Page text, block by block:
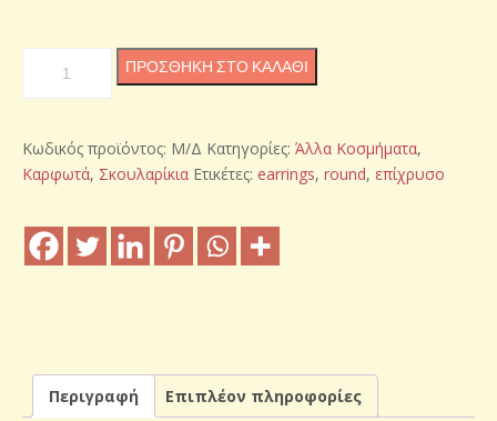
σκουλαρίκια
ΠΡΟΣΘΉΚΗ ΣΤΟ ΚΑΛΆΘΙ
Κωδικός προϊόντος: Μ/Δ Κατηγορίες: Άλλα Κοσμήματα,
Καρφωτά, Σκουλαρίκια Ετικέτες: earrings, round, επίχρυσο
Περιγραφή Επιπλέον πληροφορίες